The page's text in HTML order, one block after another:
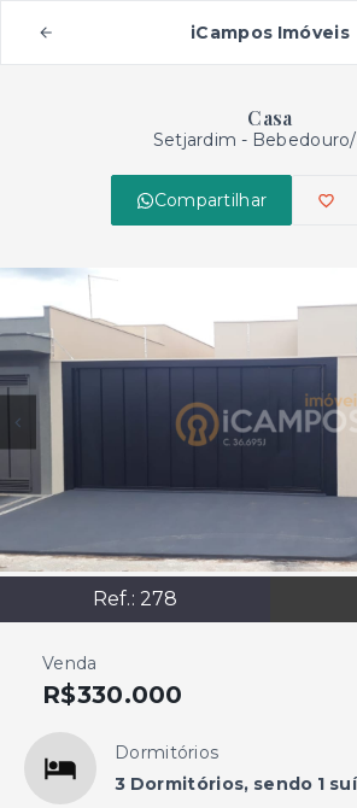
iCampos Imóveis
Casa
Setjardim -
Compartilhar
Ref.: 278
Venda
R$330.000
Dormitórios
3 Dormitórios, sendo 1